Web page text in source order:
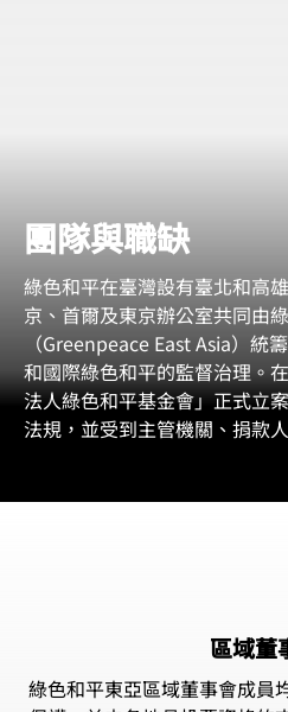
團隊與職缺
綠色和平在臺灣設有臺北和高
京、首爾及東京辦公室共同由
（Greenpeace East Asia）統
和國際綠色和平的監督治理。
法人綠色和平基金會」正式立
法規，並受到主管機關、捐款
區域董
綠色和平東亞區域董事會成員